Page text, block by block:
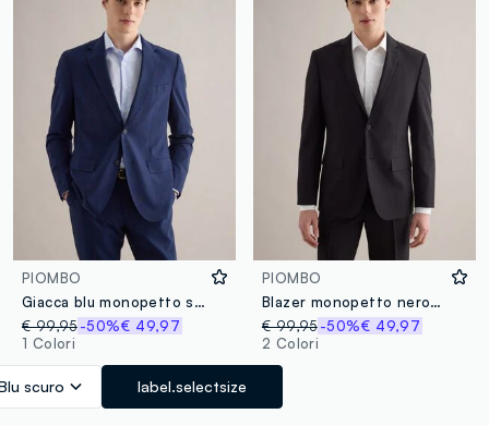
PIOMBO
Giacca blu monopetto slim fit
€ 99,95-50%€ 49,97
1 Colori
scuro label.selectsize
PIOMBO
Blazer monopetto nero slim fit
€ 99,95 -50%€ 49,97
2 Colori